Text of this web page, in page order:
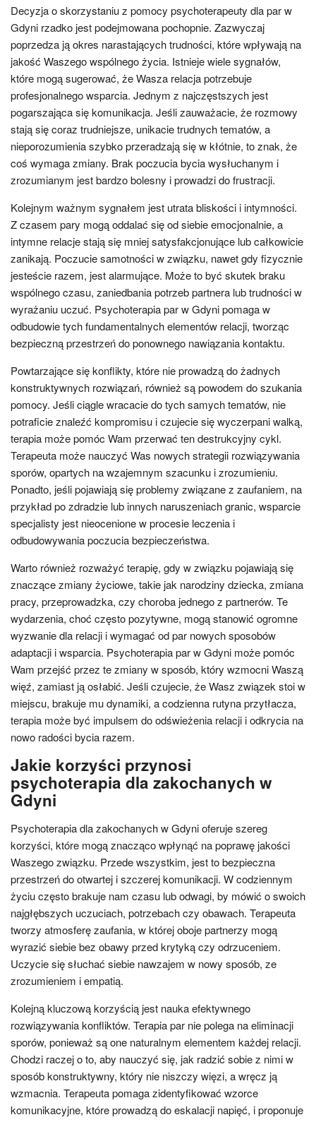
Decyzja o skorzystaniu z pomocy psychoterapeuty dla par w
Gdyni rzadko jest podejmowana pochopnie. Zazwyczaj
poprzedza ją okres narastających trudności, które wpływają na
jakość Waszego wspólnego życia. Istnieje wiele sygnałów,
które mogą sugerować, że Wasza relacja potrzebuje
profesjonalnego wsparcia. Jednym z najczęstszych jest
pogarszająca się komunikacja. Jeśli zauważacie, że rozmowy
stają się coraz trudniejsze, unikacie trudnych tematów, a
nieporozumienia szybko przeradzają się w kłótnie, to znak, że
coś wymaga zmiany. Brak poczucia bycia wysłuchanym i
zrozumianym jest bardzo bolesny i prowadzi do frustracji.
Kolejnym ważnym sygnałem jest utrata bliskości i intymności.
Z czasem pary mogą oddalać się od siebie emocjonalnie, a
intymne relacje stają się mniej satysfakcjonujące lub całkowicie
zanikają. Poczucie samotności w związku, nawet gdy fizycznie
jesteście razem, jest alarmujące. Może to być skutek braku
wspólnego czasu, zaniedbania potrzeb partnera lub trudności w
wyrażaniu uczuć. Psychoterapia par w Gdyni pomaga w
odbudowie tych fundamentalnych elementów relacji, tworząc
bezpieczną przestrzeń do ponownego nawiązania kontaktu.
Powtarzające się konflikty, które nie prowadzą do żadnych
konstruktywnych rozwiązań, również są powodem do szukania
pomocy. Jeśli ciągle wracacie do tych samych tematów, nie
potraficie znaleźć kompromisu i czujecie się wyczerpani walką,
terapia może pomóc Wam przerwać ten destrukcyjny cykl.
Terapeuta może nauczyć Was nowych strategii rozwiązywania
sporów, opartych na wzajemnym szacunku i zrozumieniu.
Ponadto, jeśli pojawiają się problemy związane z zaufaniem, na
przykład po zdradzie lub innych naruszeniach granic, wsparcie
specjalisty jest nieocenione w procesie leczenia i
odbudowywania poczucia bezpieczeństwa.
Warto również rozważyć terapię, gdy w związku pojawiają się
znaczące zmiany życiowe, takie jak narodziny dziecka, zmiana
pracy, przeprowadzka, czy choroba jednego z partnerów. Te
wydarzenia, choć często pozytywne, mogą stanowić ogromne
wyzwanie dla relacji i wymagać od par nowych sposobów
adaptacji i wsparcia. Psychoterapia par w Gdyni może pomóc
Wam przejść przez te zmiany w sposób, który wzmocni Waszą
więź, zamiast ją osłabić. Jeśli czujecie, że Wasz związek stoi w
miejscu, brakuje mu dynamiki, a codzienna rutyna przytłacza,
terapia może być impulsem do odświeżenia relacji i odkrycia na
nowo radości bycia razem.
Jakie korzyści przynosi
psychoterapia dla zakochanych w
Gdyni
Psychoterapia dla zakochanych w Gdyni oferuje szereg
korzyści, które mogą znacząco wpłynąć na poprawę jakości
Waszego związku. Przede wszystkim, jest to bezpieczna
przestrzeń do otwartej i szczerej komunikacji. W codziennym
życiu często brakuje nam czasu lub odwagi, by mówić o swoich
najgłębszych uczuciach, potrzebach czy obawach. Terapeuta
tworzy atmosferę zaufania, w której oboje partnerzy mogą
wyrazić siebie bez obawy przed krytyką czy odrzuceniem.
Uczycie się słuchać siebie nawzajem w nowy sposób, ze
zrozumieniem i empatią.
Kolejną kluczową korzyścią jest nauka efektywnego
rozwiązywania konfliktów. Terapia par nie polega na eliminacji
sporów, ponieważ są one naturalnym elementem każdej relacji.
Chodzi raczej o to, aby nauczyć się, jak radzić sobie z nimi w
sposób konstruktywny, który nie niszczy więzi, a wręcz ją
wzmacnia. Terapeuta pomaga zidentyfikować wzorce
komunikacyjne, które prowadzą do eskalacji napięć, i proponuje